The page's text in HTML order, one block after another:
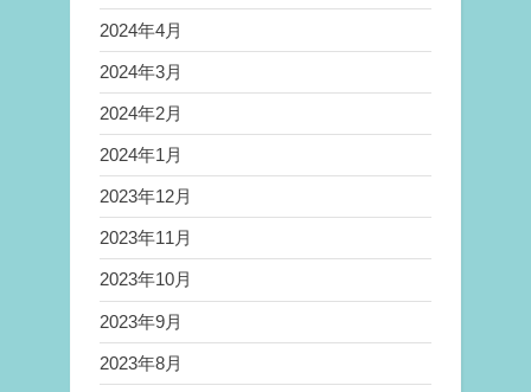
2024年4月
2024年3月
2024年2月
2024年1月
2023年12月
2023年11月
2023年10月
2023年9月
2023年8月